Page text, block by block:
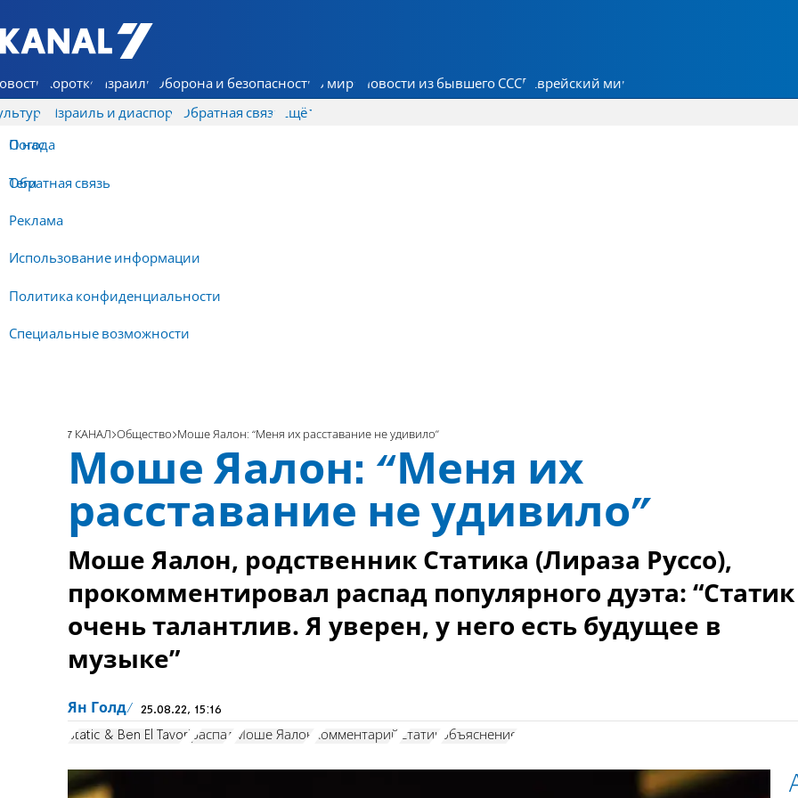
7 КАНАЛ - Аруц Шева
Коротко Израиль Оборона и безопасность В мире Новости из бывшего СССР Еврейский мир
Израиль и диаспора Обратная связь
О нас
Обратная связь
Реклама
Использование информации
Политика конфиденциальности
Специальные возможности
Ещё
Погода
Теги
7 КАНАЛ Общество Моше Яалон: “Меня их расставание не удивило”
Моше Яалон: “Меня их
расставание не удивило”
Моше Яалон, родственник Статика (Лираза Руссо),
прокомментировал распад популярного дуэта: “Статик
очень талантлив. Я уверен, у него есть будущее в
музыке”
Ян Голд 25.08.22, 15:16
Static & Ben El Tavori распад Моше Яалон комментарий Статик объяснение